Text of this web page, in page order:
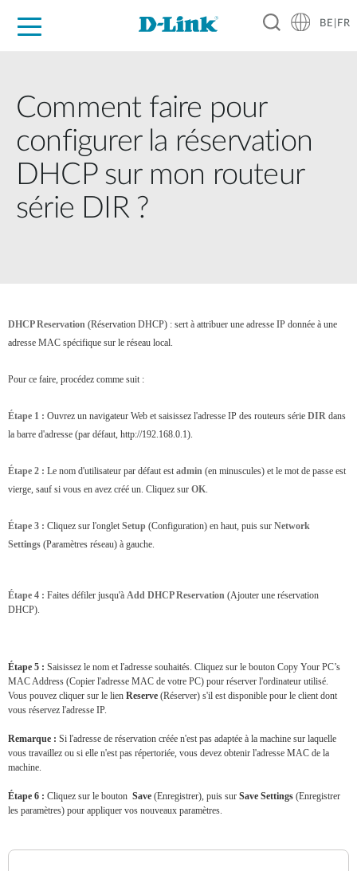
BE|FR
Comment faire pour
configurer la réservation
DHCP sur mon routeur
série DIR ?
DHCP Reservation (Réservation DHCP) : sert à attribuer une adresse IP donnée à une
adresse MAC spécifique sur le réseau local.
Pour ce faire, procédez comme suit :
Étape 1 : Ouvrez un navigateur Web et saisissez l'adresse IP des routeurs série DIR dans
la barre d'adresse (par défaut, http://192.168.0.1).
Étape 2 : Le nom d'utilisateur par défaut est admin (en minuscules) et le mot de passe est
vierge, sauf si vous en avez créé un. Cliquez sur OK.
Étape 3 : Cliquez sur l'onglet Setup (Configuration) en haut, puis sur Network
Settings (Paramètres réseau) à gauche.
Étape 4 : Faites défiler jusqu'à Add DHCP Reservation (Ajouter une réservation
DHCP).
Étape 5 : Saisissez le nom et l'adresse souhaités. Cliquez sur le bouton Copy Your PC’s
MAC Address (Copier l'adresse MAC de votre PC) pour réserver l'ordinateur utilisé.
Vous pouvez cliquer sur le lien Reserve (Réserver) s'il est disponible pour le client dont
vous réservez l'adresse IP.
Remarque : Si l'adresse de réservation créée n'est pas adaptée à la machine sur laquelle
vous travaillez ou si elle n'est pas répertoriée, vous devez obtenir l'adresse MAC de la
machine.
Étape 6 : Cliquez sur le bouton Save (Enregistrer), puis sur Save Settings (Enregistrer
les paramètres) pour appliquer vos nouveaux paramètres.